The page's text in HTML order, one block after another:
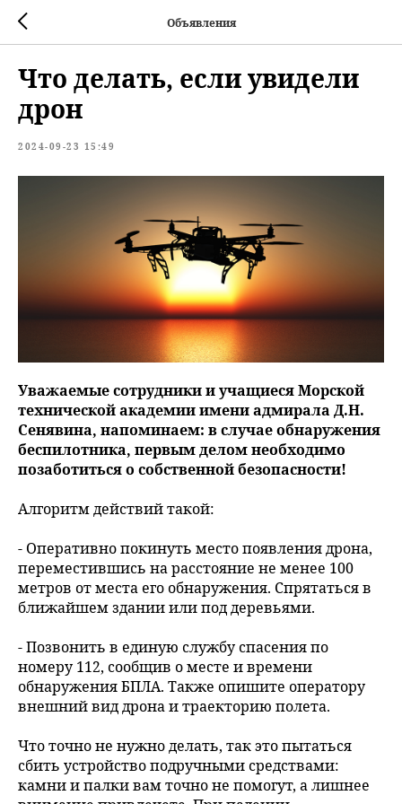
Объявления
Что делать, если увидели
дрон
2024-09-23 15:49
Уважаемые сотрудники и учащиеся Морской
технической академии имени адмирала Д.Н.
Сенявина, напоминаем: в случае обнаружения
беспилотника, первым делом необходимо
позаботиться о собственной безопасности!
Алгоритм действий такой:
- Оперативно покинуть место появления дрона,
переместившись на расстояние не менее 100
метров от места его обнаружения. Спрятаться в
ближайшем здании или под деревьями.
- Позвонить в единую службу спасения по
номеру 112, сообщив о месте и времени
обнаружения БПЛА. Также опишите оператору
внешний вид дрона и траекторию полета.
Что точно не нужно делать, так это пытаться
сбить устройство подручными средствами:
камни и палки вам точно не помогут, а лишнее